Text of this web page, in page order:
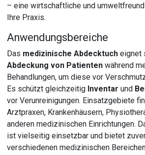
– eine wirtschaftliche und
Ihre Praxis.
Anwendungsbereiche
Das medizinische Abdecktuch eignet
Abdeckung von Patienten während
Behandlungen, um diese vor
Es schützt gleichzeitig Inventar und
vor Verunreinigungen. Einsatzgebiete
Arztpraxen, Krankenhäusern,
anderen medizinischen Einrichtungen.
ist vielseitig einsetzbar und bietet
verschiedenen medizinischen